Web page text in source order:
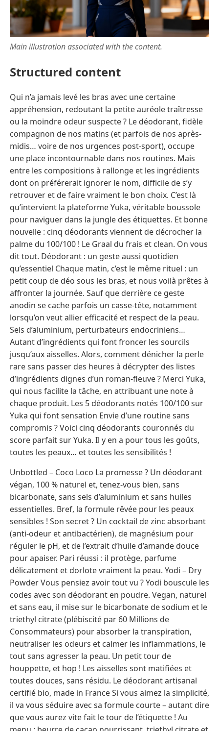
Main illustration associated with the content.
Structured content
Qui n’a jamais levé les bras avec une certaine
appréhension, redoutant la petite auréole traîtresse
ou la moindre odeur suspecte ? Le déodorant, fidèle
compagnon de nos matins (et parfois de nos après-
midis… voire de nos urgences post-sport), occupe
une place incontournable dans nos routines. Mais
entre les compositions à rallonge et les ingrédients
dont on préférerait ignorer le nom, difficile de s’y
retrouver et de faire vraiment le bon choix. C’est là
qu’intervient la plateforme Yuka, véritable boussole
pour naviguer dans la jungle des étiquettes. Et bonne
nouvelle : cinq déodorants viennent de décrocher la
palme du 100/100 ! Le Graal du frais et clean. On vous
dit tout. Déodorant : un geste aussi quotidien
qu’essentiel Chaque matin, c’est le même rituel : un
petit coup de déo sous les bras, et nous voilà prêtes à
affronter la journée. Sauf que derrière ce geste
anodin se cache parfois un casse-tête, notamment
lorsqu’on veut allier efficacité et respect de la peau.
Sels d’aluminium, perturbateurs endocriniens…
Autant d’ingrédients qui font froncer les sourcils
jusqu’aux aisselles. Alors, comment dénicher la perle
rare sans passer des heures à décrypter des listes
d’ingrédients dignes d’un roman-fleuve ? Merci Yuka,
qui nous facilite la tâche, en attribuant une note à
chaque produit. Les 5 déodorants notés 100/100 sur
Yuka qui font sensation Envie d’une routine sans
compromis ? Voici cinq déodorants couronnés du
score parfait sur Yuka. Il y en a pour tous les goûts,
toutes les peaux… et toutes les sensibilités !
Unbottled – Coco Loco La promesse ? Un déodorant
végan, 100 % naturel et, tenez-vous bien, sans
bicarbonate, sans sels d’aluminium et sans huiles
essentielles. Bref, la formule rêvée pour les peaux
sensibles ! Son secret ? Un cocktail de zinc absorbant
(anti-odeur et antibactérien), de magnésium pour
réguler le pH, et de l’extrait d’huile d’amande douce
pour apaiser. Pari réussi : il protège, parfume
délicatement et dorlote vraiment la peau. Yodi – Dry
Powder Vous pensiez avoir tout vu ? Yodi bouscule les
codes avec son déodorant en poudre. Vegan, naturel
et sans eau, il mise sur le bicarbonate de sodium et le
triethyl citrate (plébiscité par 60 Millions de
Consommateurs) pour absorber la transpiration,
neutraliser les odeurs et calmer les inflammations, le
tout sans agresser la peau. Un petit tour de
houppette, et hop ! Les aisselles sont matifiées et
toutes douces, sans résidu. Le déodorant artisanal
certifié bio, made in France Si vous aimez la simplicité,
il va vous séduire avec sa formule courte – autant dire
que vous aurez vite fait le tour de l’étiquette ! Au